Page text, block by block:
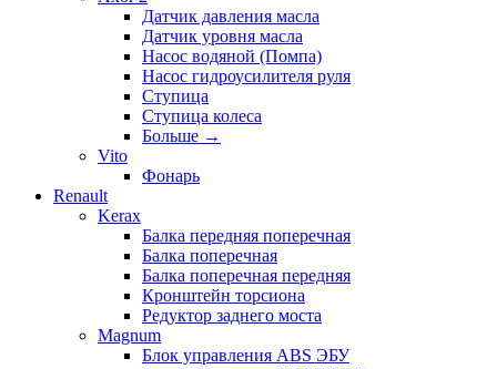
Датчик давления масла
Датчик уровня масла
Насос водяной (Помпа)
Насос гидроусилителя руля
Ступица
Ступица колеса
Больше →
Vito
Фонарь
Renault
Kerax
Балка передняя поперечная
Балка поперечная
Балка поперечная передняя
Кронштейн торсиона
Редуктор заднего моста
Magnum
Блок управления ABS ЭБУ